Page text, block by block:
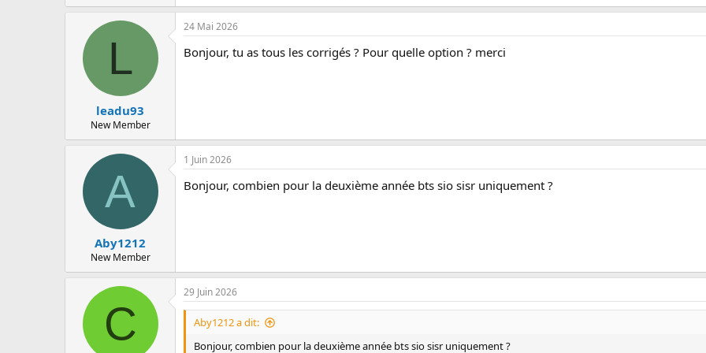
L
leadu93
New Member
24 Mai 2026
Bonjour, tu as tous les corrigés ? Pour quelle option ? merci
A
Aby1212
New Member
1 Juin 2026
Bonjour, combien pour la deuxième année bts sio sisr uniquement ?
C
29 Juin 2026
Aby1212 a dit:
Bonjour, combien pour la deuxième année bts sio sisr uniquement ?